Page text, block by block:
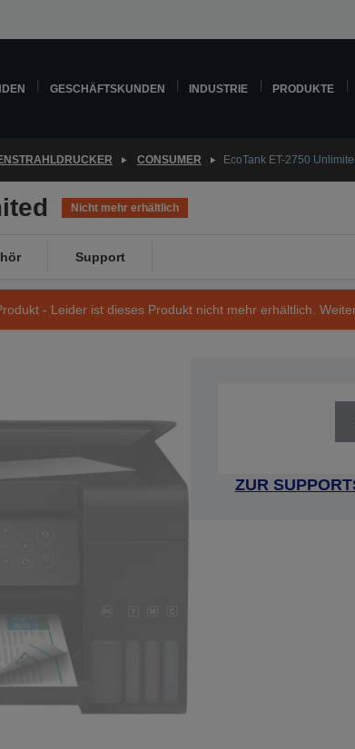
GESCHÄFTSKUNDEN INDUSTRIE PRODUKTE
CONSUMER EcoTank ET-2750
Nicht mehr erhältlich
Support
- Leider ist dieses Produkt nicht mehr erhältlich.
ZUR